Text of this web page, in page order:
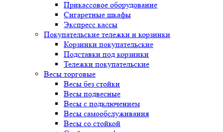
Прикассовое оборудование
Сигаретные шкафы
Экспресс кассы
Покупательские тележки и корзинки
Корзинки покупательские
Подставки под корзинки
Тележки покупательские
Весы торговые
Весы без стойки
Весы подвесные
Весы с подключением
Весы самообслуживания
Весы со стойкой